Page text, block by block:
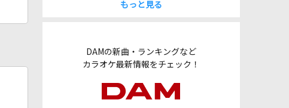
もっと見る
DAMの新曲・ランキングなど
カラオケ最新情報をチェック！